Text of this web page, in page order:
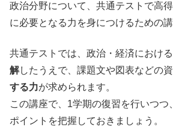
政治分野について、共通テストで高
に必要となる力を身につけるための講
共通テストでは、政治・経済における
解したうえで、課題文や図表などの
する力が求められます。
この講座で、1学期の復習を行いつつ
ポイントを把握しておきましょう。